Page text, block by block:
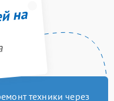
на
техники через